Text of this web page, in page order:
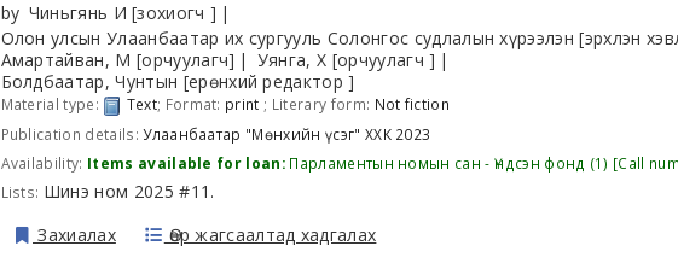
by Чиньгянь И [зохиогч ]
Олон улсын Улаанбаатар их сургууль Солонгос судлалын хүрээлэн [эрхлэн
Амартайван, М [орчуулагч] Уянга, Х [орчуулагч ]
Болдбаатар, Чунтын [ерөнхий редактор ]
Material type: Text; Format: print ; Literary form: Not fiction
Publication details:Улаанбаатар "Мөнхийн үсэг" ХХК 2023
Availability: Items available for loan: Парламентын номын сан - Үндсэн фонд (1) Call
Lists: Шинэ ном 2025 #11 .
Захиалах Өөр жагсаалтад хадгалах